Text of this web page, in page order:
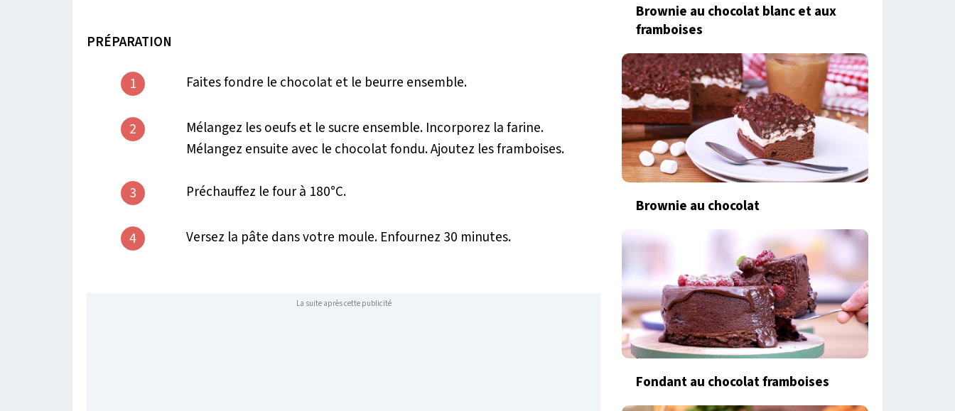
PRÉPARATION
1 Faites fondre le chocolat et le beurre ensemble.
2
Mélangez les oeufs et le sucre ensemble. Incorporez la farine.
Mélangez ensuite avec le chocolat fondu. Ajoutez les framboises.
3 Préchauffez le four à 180°C.
4 Versez la pâte dans votre moule. Enfournez 30 minutes.
La suite après cette publicité
Brownie au chocolat blanc et aux
framboises
Brownie au chocolat
Fondant au chocolat framboises